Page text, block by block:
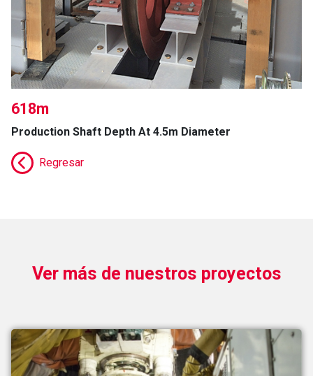
618m
Production Shaft Depth At 4.5m Diameter
Regresar
Ver más de nuestros proyectos